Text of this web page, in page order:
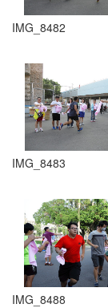
IMG_8482
IMG_8483
IMG_8488